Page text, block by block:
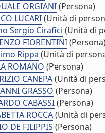
ORGIANI(Persona)
LUCARI(Unità di
Sergio Cirafici (Unità di
FIORENTINI
Rippa (Unità di
ROMANO (Persona)
CANEPA(Unità di
GRASSO (Persona)
CABASSI(Persona)
ROCCA(Unità di
DE FILIPPIS (Persona)